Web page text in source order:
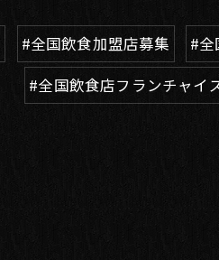
#全国飲食加盟店募集 #全
#全国飲食店フランチャイ